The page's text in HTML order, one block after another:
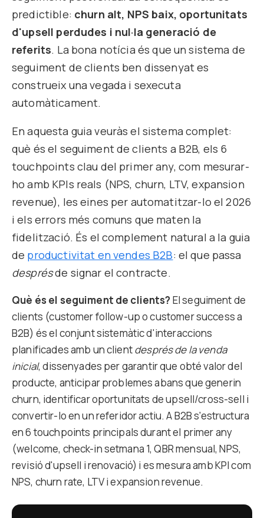
predictible: churn alt, NPS baix, oportunitats
d'upsell perdudes i nul·la generació de
referits. La bona notícia és que un sistema de
seguiment de clients ben dissenyat es
construeix una vegada i sexecuta
automàticament.
En aquesta guia veuràs el sistema complet:
què és el seguiment de clients a B2B, els 6
touchpoints clau del primer any, com mesurar-
ho amb KPIs reals (NPS, churn, LTV, expansion
revenue), les eines per automatitzar-lo el 2026
i els errors més comuns que maten la
fidelització. És el complement natural a la guia
de productivitat en vendes B2B: el que passa
desprésde signar el contracte.
Què és el seguiment de clients?El seguiment de
clients (customer follow-up o customer success a
B2B) és el conjunt sistemàtic d'interaccions
planificades amb un clientdesprés de la venda
inicial, dissenyades per garantir que obté valor del
producte, anticipar problemes abans que generin
churn, identificar oportunitats de upsell/cross-sell i
convertir-lo en un referidor actiu. A B2B s'estructura
en 6 touchpoints principals durant el primer any
(welcome, check-in setmana 1, QBR mensual, NPS,
revisió d'upsell i renovació) i es mesura amb KPI com
NPS, churn rate, LTV i expansion revenue.